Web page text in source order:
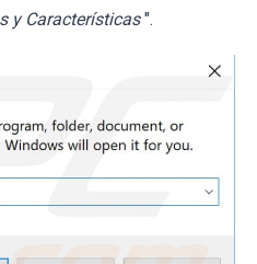
y Características ".